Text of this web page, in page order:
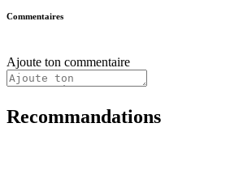
Commentaires
Ajoute ton commentaire
Recommandations